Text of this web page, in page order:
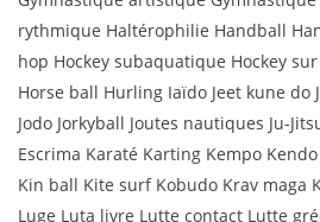
rythmique Haltérophilie Handball
hop Hockey subaquatique Hockey
Horse ball Hurling Iaïdo Jeet kune do
Jodo Jorkyball Joutes nautiques Ju-
Escrima Karaté Karting Kempo
Kin ball Kite surf Kobudo Krav maga
Luge Luta livre Lutte contact Lutte